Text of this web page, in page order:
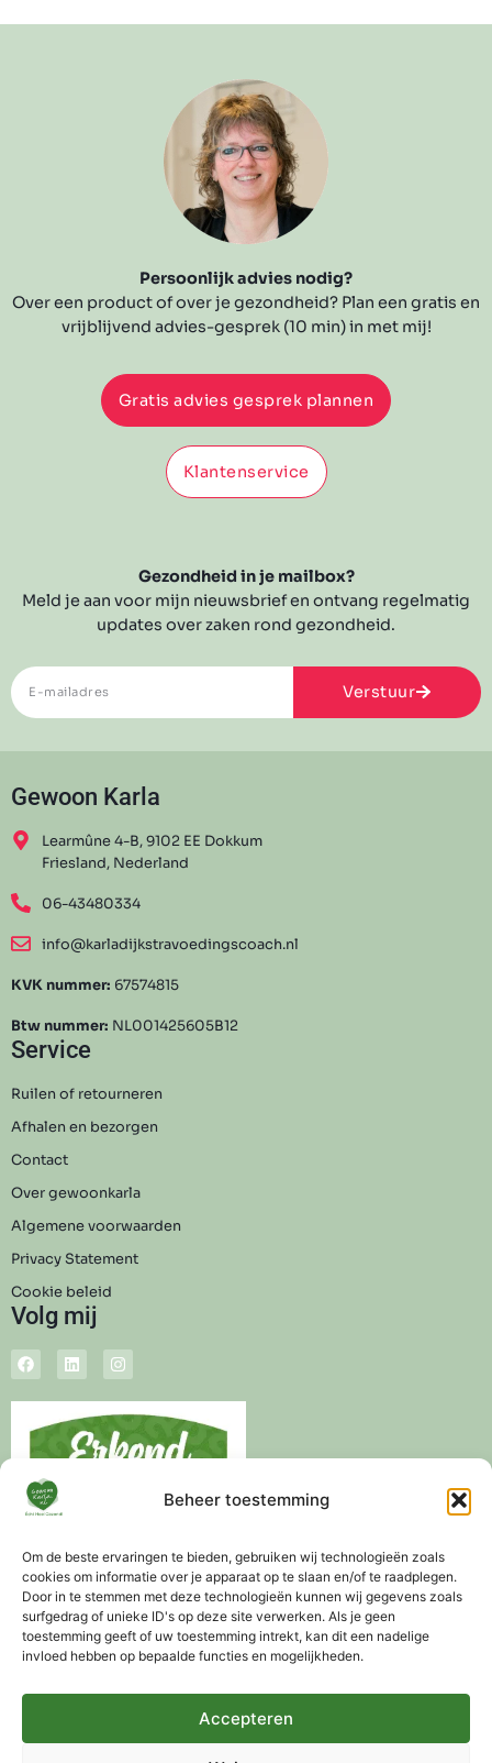
Beheer toestemming
Om de beste ervaringen te bieden, gebruiken wij technologieën zoals
cookies om informatie over je apparaat op te slaan en/of te raadplegen.
Door in te stemmen met deze technologieën kunnen wij gegevens zoals
surfgedrag of unieke ID's op deze site verwerken. Als je geen
toestemming geeft of uw toestemming intrekt, kan dit een nadelige
invloed hebben op bepaalde functies en mogelijkheden.
Accepteren
Persoonlijk advies nodig?
Over een product of over je gezondheid? Plan een gratis en
vrijblijvend advies-gesprek (10 min) in met mij!
Gratis advies gesprek plannen
Klantenservice
Gezondheid in je mailbox?
Meld je aan voor mijn nieuwsbrief en ontvang regelmatig
updates over zaken rond gezondheid.
Verstuur
Gewoon Karla
Learmûne 4-B, 9102 EE Dokkum
Friesland, Nederland
06-43480334
info@karladijkstravoedingscoach.nl
KVK nummer: 67574815
Btw nummer: NL001425605B12
Service
Ruilen of retourneren
Afhalen en bezorgen
Contact
Over gewoonkarla
Algemene voorwaarden
Privacy Statement
Cookie beleid
Volg mij